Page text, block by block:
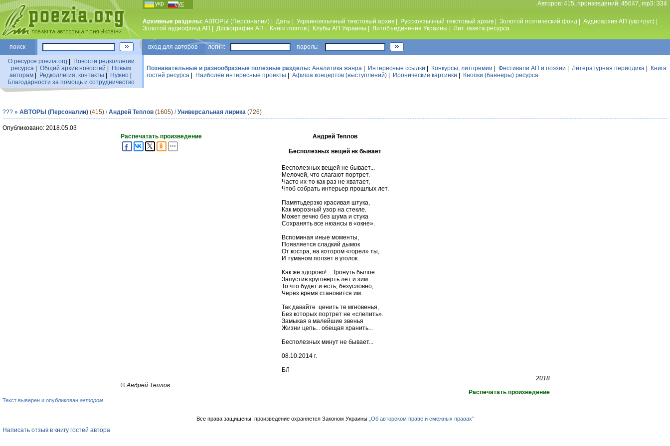
укр рус Авторов: 415, произведений: 45647, mp3: 334
Архивные разделы: АВТОРЫ (Персоналии) Даты Украиноязычный текстовый архив Русскоязычный текстовый архив Золотой поэтический фонд Аудиоархив АП (укр+рус)
Золотой аудиофонд АП
Дискография АП Книги поэтов Клубы АП Украины Литобъединения Украины Лит. газета ресурса
поиск вход для авторов логин: пароль:
О ресурсе poezia.org
Новости редколлегии
ресурса
Общий архив новостей
Новым
авторам| Редколлегия, контакты Нужно|
Благодарности за помощь и сотрудничество
Познавательные и разнообразные полезные разделы: Аналитика жанра Интересные ссылки Конкурсы, литпремии Фестивали АП и поэзии Литературная периодика
Книга
гостей ресурса
Наиболее интересные проекты Афиша концертов (выступлений) Иронические картинки Кнопки (баннеры) ресурса
??? » АВТОРЫ (Персоналии) (415) /Андрей Теплов (1605) /Универсальная лирика (726)
Опубликовано: 2018.05.03
Распечатать произведение
Андрей Теплов
Бесполезных вещей нк бывает
Бесполезных вещей не бывает...
Мелочей, что слагают портрет.
Часто их-то как раз не хватает,
Чтоб собрать интерьер прошлых лет.
Памятьдерзко красивая штука,
Как морозный узор на стекле.
Может вечно без шума и стука
Сохранять все нюансы в «окне».
Вспоминая иные моменты,
Появляется сладкий дымок
От костра, на котором «горел» ты,
И туманом ползет в уголок.
Как же здорово!... Тронуть былое...
Запустив круговерть лет и зим.
То что будет и есть, безусловно,
Через время становится им.
Так давайте ценить те мгновенья,
Без которых портрет не «слепить».
Замыкая в малейшие звенья
Жизни цепь... обещая хранить...
Бесполезных минут не бывает...
08.10.2014 г.
БЛ
2018
©Андрей Теплов
Распечатать произведение
Текст выверен и опубликован автором
Все права защищены, произведение охраняется Законом Украины „Об авторском праве и смежных правах”
Написать отзыв в книгу гостей автора